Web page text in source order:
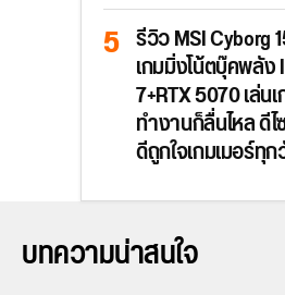
รีวิว MSI Cyborg
เกมมิ่งโน้ตบุ๊คพลัง
7+RTX 5070 เล่น
ทำงานก็ลื่นไหล ดี
ดีถูกใจเกมเมอร์ทุ
บทความน่าสนใจ